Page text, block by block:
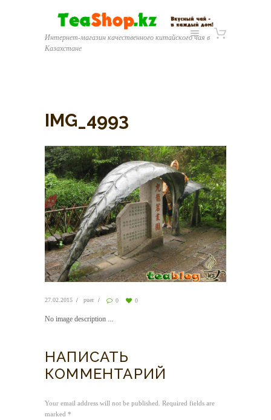
Интернет-магазин качественного китайского чая в
Казахстане
IMG_4993
27.02.2015 puer 0 0
No image description ...
НАПИСАТЬ
КОММЕНТАРИЙ
Your email address will not be published. Required fields are
marked *